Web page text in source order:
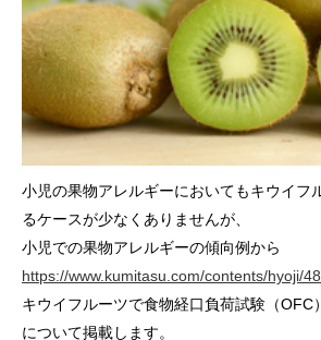
小児の果物アレルギーにおいてもキウイフ
るケースが少なくありませんが、
小児での果物アレルギーの傾向例から
https://www.kumitasu.com/contents/hyoji/
キウイフルーツで食物経口負荷試験（OFC
について掲載します。